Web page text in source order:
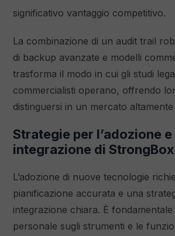
significativo vantaggio competitivo.
La combinazione di un audit trail
di backup avanzate e modelli
trasforma il modo in cui gli studi
commercialisti operano, offrendo
distinguersi in un mercato
Strategie per l’adozione e
integrazione di StrongBox
L’adozione di nuove tecnologie
pianificazione accurata e una
integrazione chiara. È
personale sugli strumenti e le